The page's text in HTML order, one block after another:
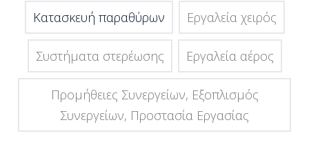
Κατασκευή παραθύρων Εργαλεία χειρός
Συστήματα στερέωσης Eργαλεία αέρος
Προμήθειες Συνεργείων, Εξοπλισμός
Συνεργείων, Προστασία Εργασίας